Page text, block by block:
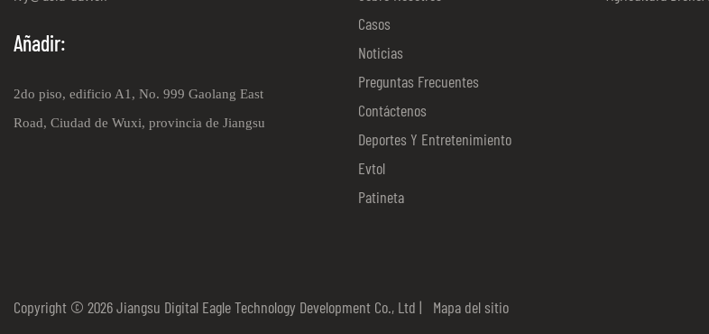
Añadir:
2do piso, edificio A1, No. 999 Gaolang East
Road, Ciudad de Wuxi, provincia de Jiangsu
Casos
Noticias
Preguntas Frecuentes
Contáctenos
Deportes Y Entretenimiento
Evtol
Patineta
Copyright © 2026 Jiangsu Digital Eagle Technology Development Co., Ltd | Mapa del sitio